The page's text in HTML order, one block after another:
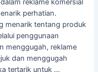
perhatian.
menarik tentang produk
penggunaan
menggugah, reklame
dan menggugah
tertarik untuk …